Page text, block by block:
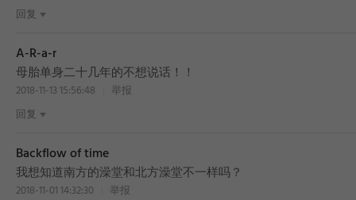
BEST
回复
A-R-a-r
母胎单身二十几年的不想说话！！
2018-11-13 15:56:48
举报
回复
Backflow of time
我想知道南方的澡堂和北方澡堂不一样吗？
2018-11-01 14:32:30
举报